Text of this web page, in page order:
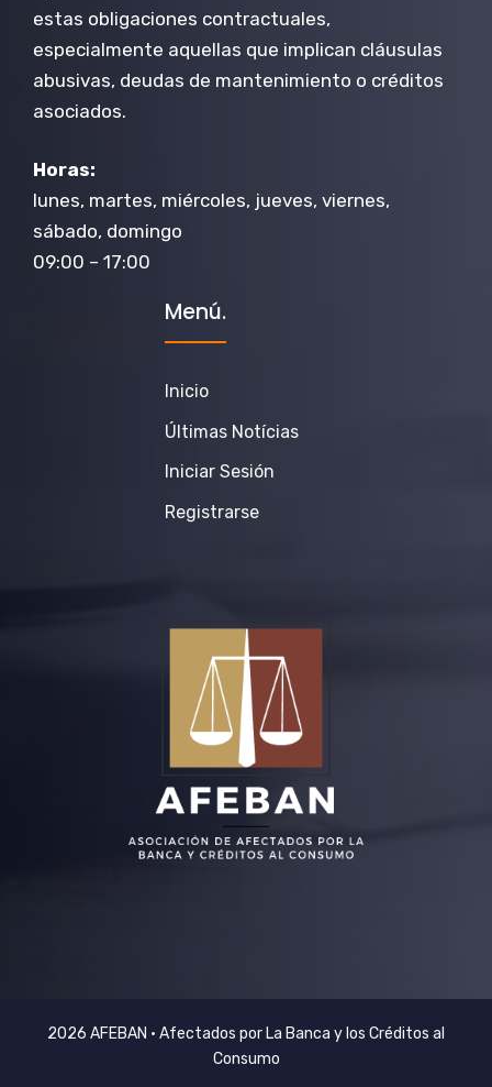
estas obligaciones contractuales,
especialmente aquellas que implican cláusulas
abusivas, deudas de mantenimiento o créditos
asociados.
Horas:
lunes, martes, miércoles, jueves, viernes,
sábado, domingo
09:00 – 17:00
Menú.
Inicio
Últimas Notícias
Iniciar Sesión
Registrarse
2026 AFEBAN • Afectados por La Banca y los Créditos al
Consumo